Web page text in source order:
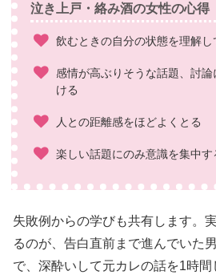
泣き上戸・絡み酒の女性の心得
飲むときの自分の状態を理解し
感情が高ぶりそうな話題、討
ける
人との距離感をほどよくとる
楽しい話題にのみ意識を集中す
失敗例からの学びも共有します。
るのが、告白直前まで進んでいた
で、深酔いして元カレの話を1時